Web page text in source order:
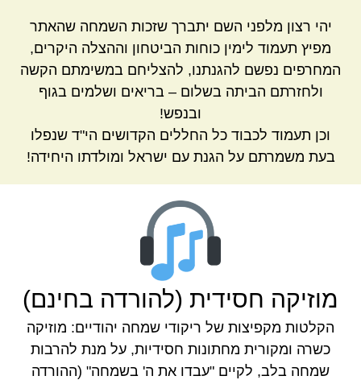
יהי רצון מלפני השם יתברך שזכות השמחה שהאתר
מפיץ תעמוד לימין כוחות הביטחון וההצלה היקרים,
המחרפים נפשם להגנתנו, להצליחם במשימתם הקשה
ולחזרתם הביתה בשלום – בריאים ושלמים בגוף
ובנפש!
וכן תעמוד לכבוד כל החללים הקדושים הי"ד שנפלו
בעת משמרתם על הגנת עם ישראל ומולדתו היחידה!
מוזיקה חסידית (להורדה בחינם)
הקלטות מקפיצות של ריקודי שמחה יהודיים: מוזיקה
כשרה ומקורית מחתונות חסידיות, על מנת להרבות
שמחה בלב, לקיים "עבדו את ה' בשמחה" (ההורדה